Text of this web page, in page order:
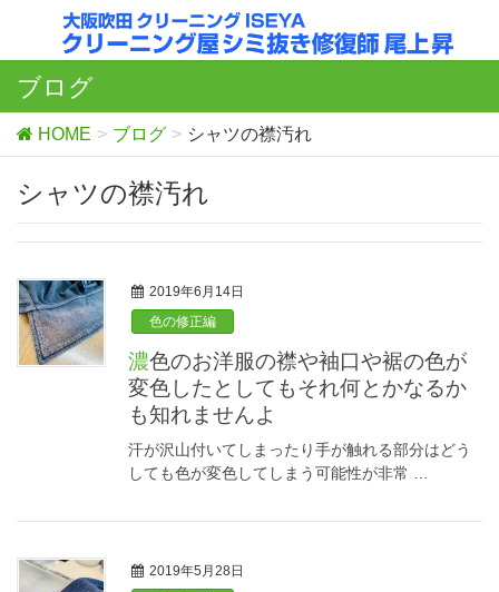
ブログ
HOME ブログ シャツの襟汚れ
シャツの襟汚れ
2019年6月14日
色の修正編
濃色のお洋服の襟や袖口や裾の色が
変色したとしてもそれ何とかなるか
も知れませんよ
汗が沢山付いてしまったり手が触れる部分はどう
しても色が変色してしまう可能性が非常 …
2019年5月28日